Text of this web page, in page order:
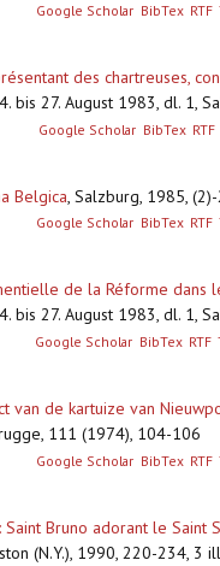
Google Scholar BibTex RTF
des chartreuses,
bis 27. August 1983, dl. 1,
Google Scholar BibTex RTF
Belgica, Salzburg, 1985,
Google Scholar BibTex RTF
de la Réforme dans
bis 27. August 1983, dl. 1,
Google Scholar BibTex RTF
van de kartuize van
111 (1974), 104-106
Google Scholar BibTex RTF
Bruno adorant le Saint
(N.Y.), 1990, 220-234, 3